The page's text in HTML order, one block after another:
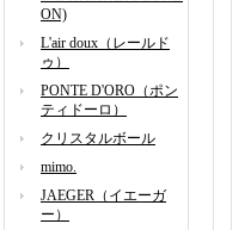
ON)
L'air doux（レールド
ゥ）
PONTE D'ORO（ポン
ティドーロ）
クリスタルボール
mimo.
JAEGER（イエーガ
ー）